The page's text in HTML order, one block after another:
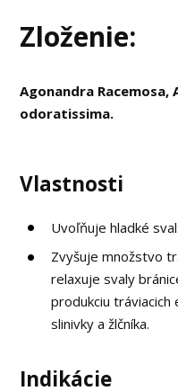
Zloženie:
Agonandra
odoratissima.
Vlastnosti
Uvoľňuje hladké
Zvyšuje množstvo
relaxuje svaly
produkciu tráviacich
slinivky a žlčníka.
Indikácie